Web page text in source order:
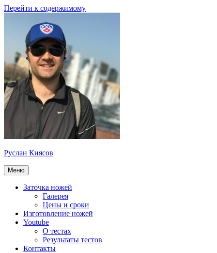
Перейти к содержимому
Руслан Киясов
Меню
Заточка ножей
Галерея
Цены и сроки
Изготовление ножей
Youtube
О тестах
Результаты тестов
Контакты